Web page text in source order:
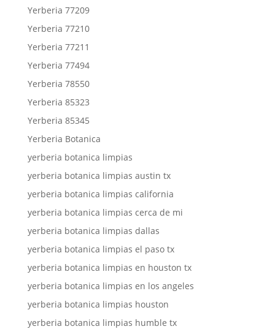
Yerberia 77209
Yerberia 77210
Yerberia 77211
Yerberia 77494
Yerberia 78550
Yerberia 85323
Yerberia 85345
Yerberia Botanica
yerberia botanica limpias
yerberia botanica limpias austin tx
yerberia botanica limpias california
yerberia botanica limpias cerca de mi
yerberia botanica limpias dallas
yerberia botanica limpias el paso tx
yerberia botanica limpias en houston tx
yerberia botanica limpias en los angeles
yerberia botanica limpias houston
yerberia botanica limpias humble tx